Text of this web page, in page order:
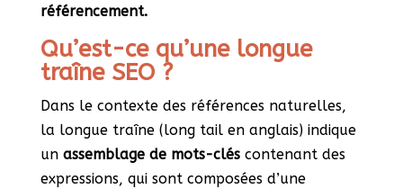
référencement.
Qu’est-ce qu’une longue
traîne SEO ?
Dans le contexte des références naturelles,
la longue traîne (long tail en anglais) indique
un assemblage de mots-cléscontenant des
expressions, qui sont composées d’une